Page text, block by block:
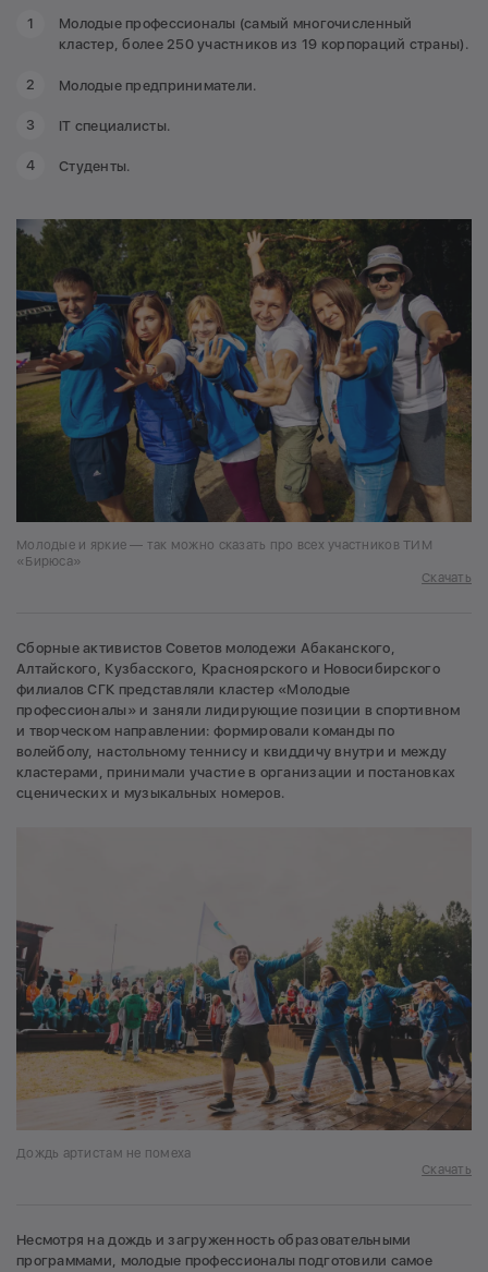
Молодые профессионалы (самый многочисленный
кластер, более 250 участников из 19 корпораций страны).
Молодые предприниматели.
IT специалисты.
Студенты.
Молодые и яркие — так можно сказать про всех участников ТИМ
«Бирюса»
Скачать
Сборные активистов Советов молодежи Абаканского,
Алтайского, Кузбасского, Красноярского и Новосибирского
филиалов СГК представляли кластер «Молодые
профессионалы» и заняли лидирующие позиции в спортивном
и творческом направлении: формировали команды по
волейболу, настольному теннису и квиддичу внутри и между
кластерами, принимали участие в организации и постановках
сценических и музыкальных номеров.
Дождь артистам не помеха
Скачать
Несмотря на дождь и загруженность образовательными
программами, молодые профессионалы подготовили самое